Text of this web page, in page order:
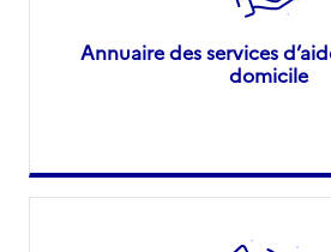
Annuaire des services
domicile